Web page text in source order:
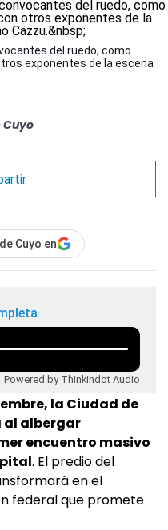
del ruedo, como
exponentes de la escena
Cuyo
Cuyo en
Powered by Thinkindot Audio
la Ciudad de
al albergar
encuentro masivo
. El predio del
en el
federal que promete